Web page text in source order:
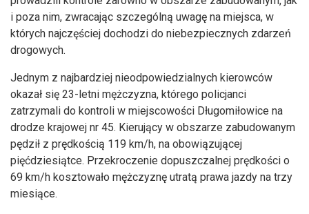
i poza nim, zwracając szczególną uwagę na miejsca, w
których najczęściej dochodzi do niebezpiecznych zdarzeń
drogowych.
Jednym z najbardziej nieodpowiedzialnych kierowców
okazał się 23-letni mężczyzna, którego policjanci
zatrzymali do kontroli w miejscowości Długomiłowice na
drodze krajowej nr 45. Kierujący w obszarze zabudowanym
pędził z prędkością 119 km/h, na obowiązującej
pięćdziesiątce. Przekroczenie dopuszczalnej prędkości o
69 km/h kosztowało mężczyznę utratą prawa jazdy na trzy
miesiące.